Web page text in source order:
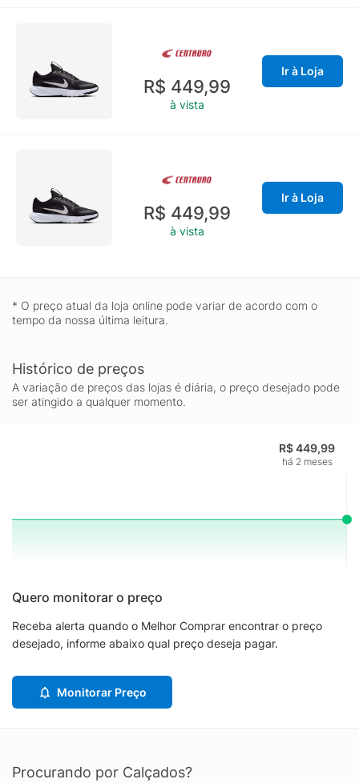
R$ 449,99
à vista
Ir à Loja
R$ 449,99
à vista
Ir à Loja
* O preço atual da loja online pode variar de acordo com o
tempo da nossa última leitura.
Histórico de preços
A variação de preços das lojas é diária, o preço desejado pode
ser atingido a qualquer momento.
R$ 449,99
há 2 meses
Quero monitorar o preço
Receba alerta quando o Melhor Comprar encontrar o preço
desejado, informe abaixo qual preço deseja pagar.
Monitorar Preço
Procurando por Calçados?